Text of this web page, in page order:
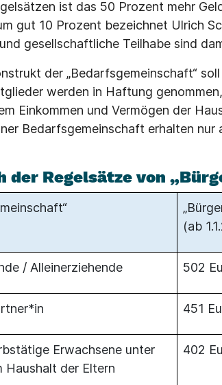
ist das 50 Prozent mehr
gut 10 Prozent bezeichnet Ulrich
gesellschaftliche Teilhabe sind
der „Bedarfsgemeinschaft“
werden in Haftung
Einkommen und Vermögen der
Bedarfsgemeinschaft erhalten nur
der Regelsätze von
(ab
/ Alleinerziehende 502
451
Erwachsene unter
Haushalt der Eltern
402